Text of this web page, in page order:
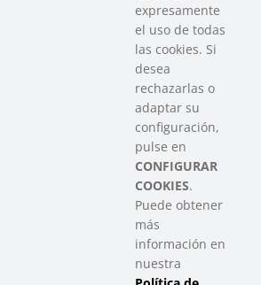
Contacto
Iparraguirre, 9 lonja –
946 569 230
Colabora
expresamente
el uso de todas
las cookies. Si
desea
rechazarlas o
adaptar su
configuración,
pulse en
CONFIGURAR
COOKIES.
Puede obtener
más
información en
nuestra